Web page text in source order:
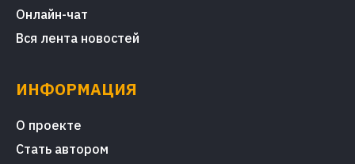
Онлайн-чат
Вся лента новостей
ИНФОРМАЦИЯ
О проекте
Стать автором